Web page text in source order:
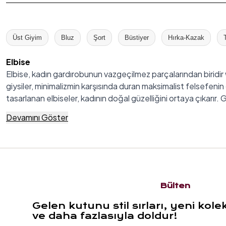
Üst Giyim Bluz Şort Büstiyer Hırka-Kazak
Elbise
Elbise, kadın gardırobunun vazgeçilmez parçalarından
giysiler, minimalizmin karşısında duran maksimalist
tasarlanan elbiseler, kadının doğal güzelliğini ortaya
Kadın elbise modelleri denildiğinde akla gelen ilk şey
kadının kendi hikayesini anlatmasına olanak tanır.
geleneksel kalıpların dışına çıkarak cesur ve yenilikçi
Modern elbise tasarımları, fonksiyonellik ile estetiği
özellikleriyle öne çıkarken, farklı kumaş karışımları da
Devamını Göster
Bülten
Gelen kutunu stil sırları, yeni
ve daha fazlasıyla doldur!